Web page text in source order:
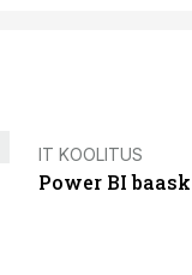
IT KOOLITUS
Power BI